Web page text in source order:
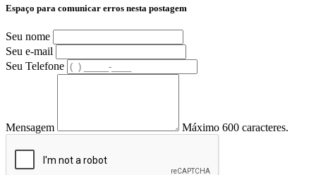
Espaço para comunicar erros nesta postagem
Seu nome
Seu e-mail
Seu Telefone
Mensagem Máximo 600 caracteres.